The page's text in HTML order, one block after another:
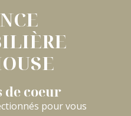
de coeur
pour vous